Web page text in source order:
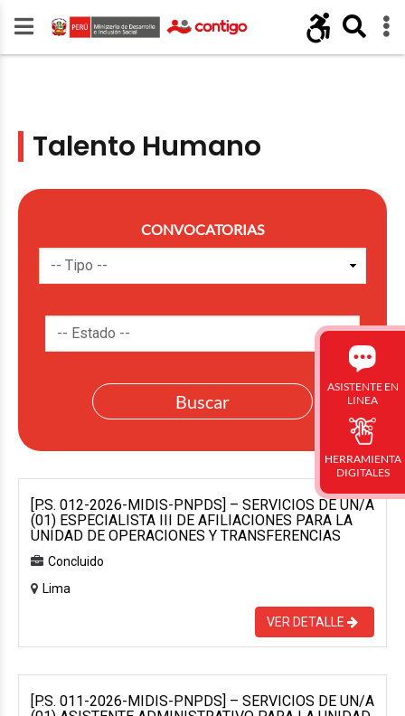
Talento Humano
CONVOCATORIAS
[P.S. 012-2026-MIDIS-PNPDS] – SERVICIOS DE UN/A
(01) ESPECIALISTA III DE AFILIACIONES PARA LA
UNIDAD DE OPERACIONES Y TRANSFERENCIAS
Concluido
Lima
VER DETALLE
[P.S. 011-2026-MIDIS-PNPDS] – SERVICIOS DE UN/A
ASISTENTE EN
LINEA
HERRAMIENTA
DIGITALES